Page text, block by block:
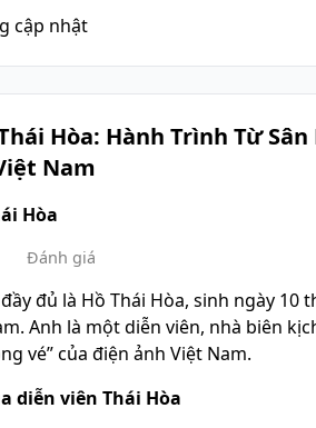
cập nhật
Hòa: Hành Trình Từ
Nam
Hòa
Đánh giá
đủ là Hồ Thái Hòa, sinh ngày 10
Anh là một diễn viên, nhà biên
vé” của điện ảnh Việt Nam.
diễn viên Thái Hòa